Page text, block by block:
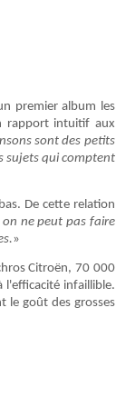
premier album les
rapport intuitif aux
sont des petits
sujets qui comptent
De cette relation
ne peut pas faire
»
Citroën, 70 000
l'efficacité infaillible.
le goût des grosses